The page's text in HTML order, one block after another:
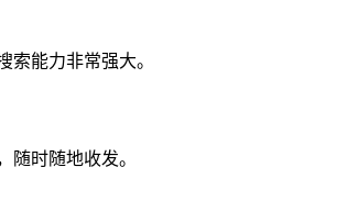
索能力非常强大。
随时随地收发。